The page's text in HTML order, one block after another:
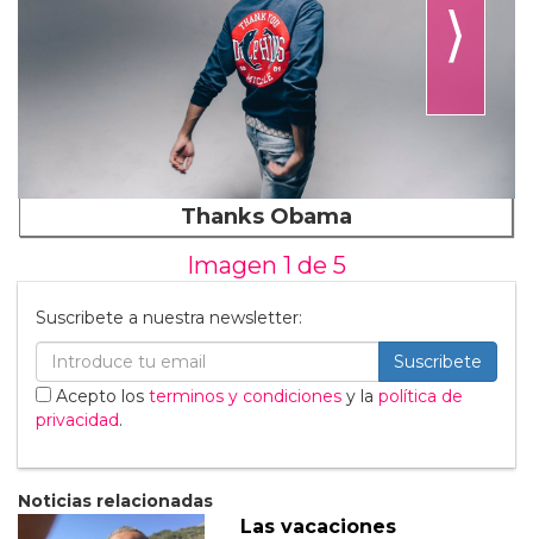
⟩
Thanks Obama
Imagen 1 de 5
Suscribete a nuestra newsletter:
Suscribete
Acepto los terminos y condiciones y la política de
privacidad.
Noticias relacionadas
Las vacaciones